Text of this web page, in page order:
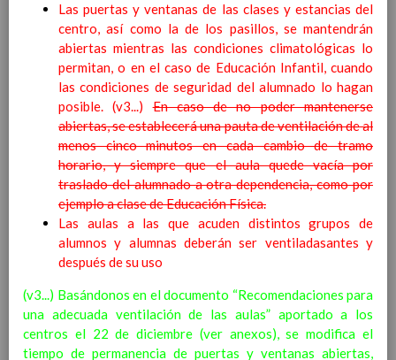
Ã¡rea y de
competencias
Ãrea de Ciencias de la
Naturaleza
Objetivos del Ã¡rea
ContribuciÃ³n del Ã¡rea a
las competencias clave
ConcreciÃ³n curricular
para la etapa. Perfiles de
Ã¡rea y de
competencias
Ãrea de Ciencias Sociales
Objetivos del Ã¡rea
las competencias clave
ConcreciÃ³n curricular
para la etapa. Perfiles de
Ã¡rea y de
Las puertas y ventanas de las clases y estancias del
centro, así como la de los pasillos, se mantendrán
abiertas mientras las condiciones climatológicas lo
permitan, o en el caso de Educación Infantil, cuando
las condiciones de seguridad del alumnado lo hagan
posible. (v3...)En caso de no poder mantenerse
abiertas, se establecerá una pauta de ventilación de al
menos cinco minutos en cada cambio de tramo
horario, y siempre que el aula quede vacía por
traslado del alumnado a otra dependencia, como por
ejemplo a clase de Educación Física.
Las aulas a las que acuden distintos grupos de
alumnos y alumnas deberán ser ventiladasantes y
después de su uso
(v3...) Basándonos en el documento “Recomendaciones para
una adecuada ventilación de las aulas” aportado a los
centros el 22 de diciembre (ver anexos), se modifica el
tiempo de permanencia de puertas y ventanas abiertas,